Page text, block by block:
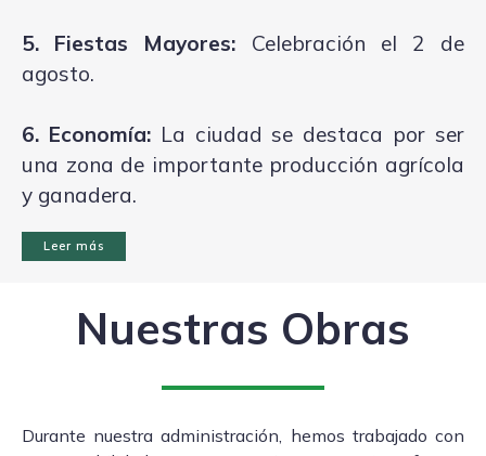
5. Fiestas Mayores: Celebración el 2 de
agosto.
6. Economía: La ciudad se destaca por ser
una zona de importante producción agrícola
y ganadera.
Leer más
Nuestras Obras
Durante nuestra administración, hemos trabajado con